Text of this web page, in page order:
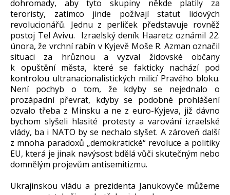
dohromady, aby tyto skupiny někde platily za
teroristy, zatímco jinde požívají statut lidových
revolucionářů. Jednu z perliček představuje rovněž
postoj Tel Avivu. Izraelský deník Haaretz oznámil 22.
února, že vrchní rabín v Kyjevě Moše R. Azman označil
situaci za hrůznou a vyzval židovské občany
k opuštění města, které se fakticky nachází pod
kontrolou ultranacionalistických milicí Pravého bloku.
Není pochyb o tom, že kdyby se nejednalo o
prozápadní převrat, kdyby se podobné prohlášení
ozvalo třeba z Minsku a ne z euro-Kyjeva, již dávno
bychom slyšeli hlasité protesty a varování izraelské
vlády, ba i NATO by se nechalo slyšet. A zároveň další
z mnoha paradoxů „demokratické“ revoluce a politiky
EU, která je jinak navýsost bdělá vůči skutečným nebo
domnělým projevům antisemitizmu.
Ukrajinskou vládu a prezidenta Janukovyče můžeme